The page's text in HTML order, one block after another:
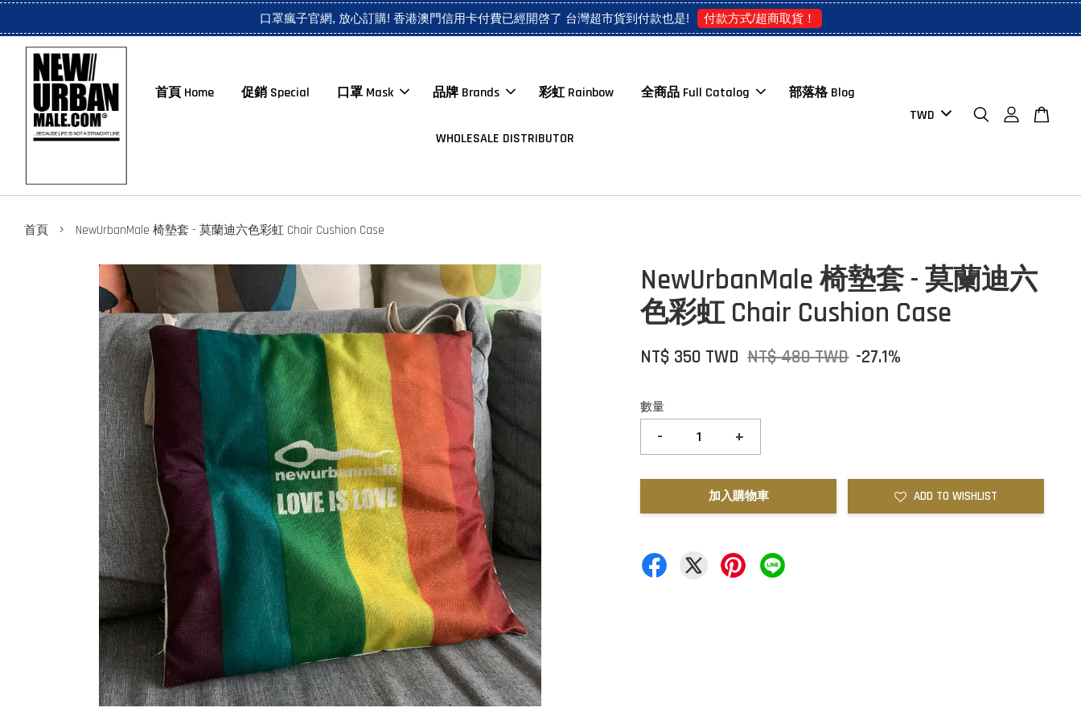
口罩瘋子官網, 放心訂購! 香港澳門信用卡付費已經開啓了 台灣超市貨到付款也是! 付款方式/超商取貨！
首頁 Home 促銷 Special 口罩 Mask 品牌 Brands 彩虹 Rainbow 全商品 Full Catalog 部落格 Blog
WHOLESALE DISTRIBUTOR
首頁 › NewUrbanMale 椅墊套 - 莫蘭迪六色彩虹 Chair Cushion Case
NewUrbanMale 椅墊套 - 莫蘭迪六
色彩虹 Chair Cushion Case
NT$ 350 TWD NT$ 480 TWD -27.1%
數量
- +
加入購物車 ADD TO WISHLIST